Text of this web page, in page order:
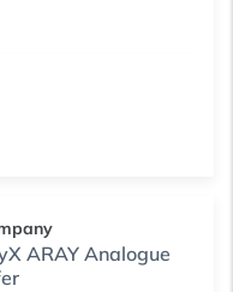
ARAY Analogue